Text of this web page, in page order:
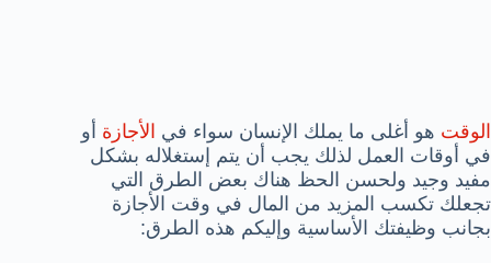
الوقت هو أغلى ما يملك الإنسان سواء في الأجازة أو
في أوقات العمل لذلك يجب أن يتم إستغلاله بشكل
مفيد وجيد ولحسن الحظ هناك بعض الطرق التي
تجعلك تكسب المزيد من المال في وقت الأجازة
بجانب وظيفتك الأساسية وإليكم هذه الطرق: